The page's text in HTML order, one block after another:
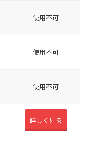
使用不可
使用不可
使用不可
詳しく見る